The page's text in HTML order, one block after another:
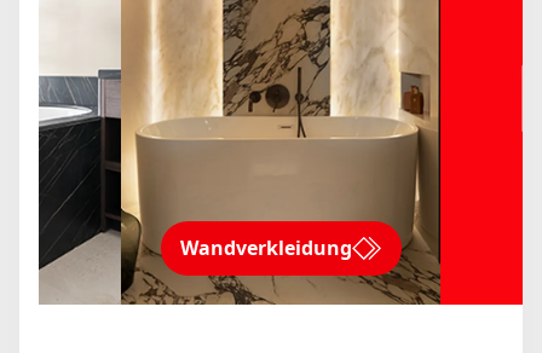
Wandverkleidung